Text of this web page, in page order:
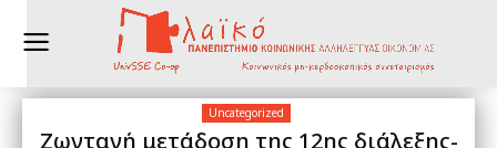
Uncategorized
Ζωντανή μετάδοση της 12ης διάλεξης-